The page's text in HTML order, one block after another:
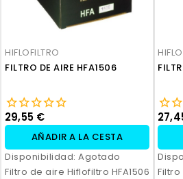
HIFLOFILTRO
FILTRO DE AIRE HFA1506
29,55 €
AÑADIR A LA CESTA
Disponibilidad: Agotado
Filtro de aire Hiflofiltro HFA1506